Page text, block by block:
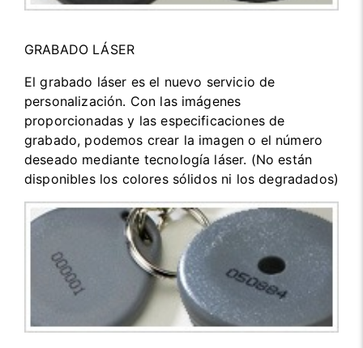
GRABADO LÁSER
El grabado láser es el nuevo servicio de
personalización. Con las imágenes
proporcionadas y las especificaciones de
grabado, podemos crear la imagen o el número
deseado mediante tecnología láser. (No están
disponibles los colores sólidos ni los degradados)